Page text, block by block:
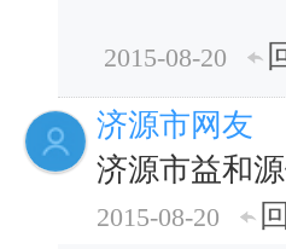
2015-08-20
济源市网友
济源市益和
2015-08-20